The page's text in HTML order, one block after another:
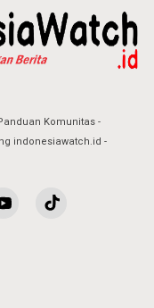
Komunitas
indonesiawatch.id